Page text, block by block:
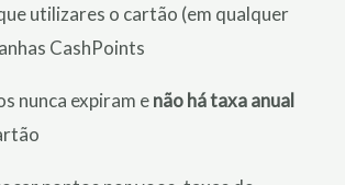
utilizares o cartão (em qualquer
CashPoints
nunca expiram enão há taxa anual